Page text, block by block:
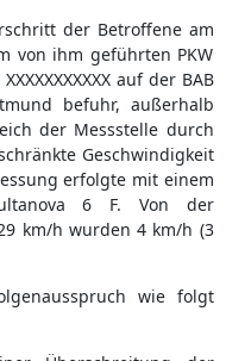
der Betroffene am
von ihm geführten PKW
auf der BAB
befuhr, außerhalb
der Messstelle durch
Geschwindigkeit
erfolgte mit einem
6 F. Von der
km/h wurden 4 km/h (3
wie folgt